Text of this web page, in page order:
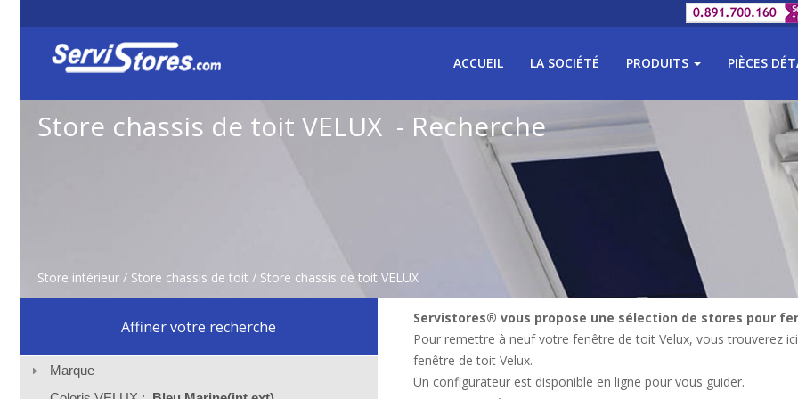
ACCUEIL LA SOCIÉTÉ PRODUITS PIÈCES
Store chassis de toit VELUX - Recherche
Store intérieur / Store chassis de toit / Store chassis de toit VELUX
Affiner votre recherche
Marque
Servistores® vous propose une sélection de stores pour
Pour remettre à neuf votre fenêtre de toit Velux, vous trouverez
fenêtre de toit Velux.
Un configurateur est disponible en ligne pour vous guider.